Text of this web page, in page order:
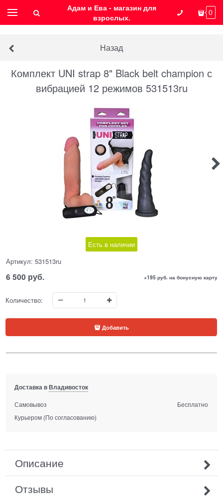
Адам и Ева - магазин для
взрослых.
0
Назад
Комплект UNI strap 8" Black belt champion с
вибрацией 12 режимов 531513ru
Есть в наличии
Артикул: 531513ru
6 500 руб. +195 руб. на бонусную карту
Количество:
Добавить
Доставка вВладивосток
Самовывоз
Бесплатно
Курьером (По согласованию)
Описание
Отзывы